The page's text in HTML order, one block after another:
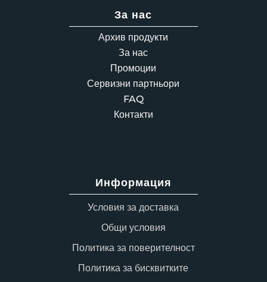
За нас
Архив продукти
За нас
Промоции
Сервизни партньори
FAQ
Контакти
Информация
Условия за доставка
Общи условия
Политика за поверителност
Политика за бисквитките